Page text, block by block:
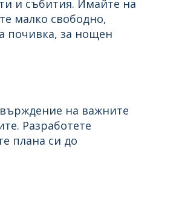
и събития. Имайте на
малко свободно,
почивка, за нощен
на важните
Разработете
плана си до